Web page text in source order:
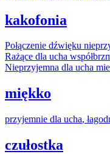
kakofonia
Połączenie dźwięku
Rażące dla ucha
Nieprzyjemna dla ucha
miękko
przyjemnie dla ucha,
czułostka